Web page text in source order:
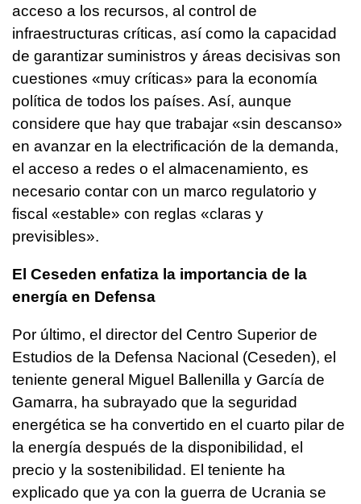
acceso a los recursos, al control de
infraestructuras críticas, así como la capacidad
de garantizar suministros y áreas decisivas son
cuestiones «muy críticas» para la economía
política de todos los países. Así, aunque
considere que hay que trabajar «sin descanso»
en avanzar en la electrificación de la demanda,
el acceso a redes o el almacenamiento, es
necesario contar con un marco regulatorio y
fiscal «estable» con reglas «claras y
previsibles».
El Ceseden enfatiza la importancia de la
energía en Defensa
Por último, el director del Centro Superior de
Estudios de la Defensa Nacional (Ceseden), el
teniente general Miguel Ballenilla y García de
Gamarra, ha subrayado que la seguridad
energética se ha convertido en el cuarto pilar de
la energía después de la disponibilidad, el
precio y la sostenibilidad. El teniente ha
explicado que ya con la guerra de Ucrania se